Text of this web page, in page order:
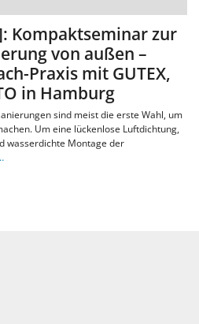
Kompaktseminar zur
von außen –
Praxis mit GUTEX,
in Hamburg
sind meist die erste Wahl, um
Um eine lückenlose Luftdichtung,
wasserdichte Montage der